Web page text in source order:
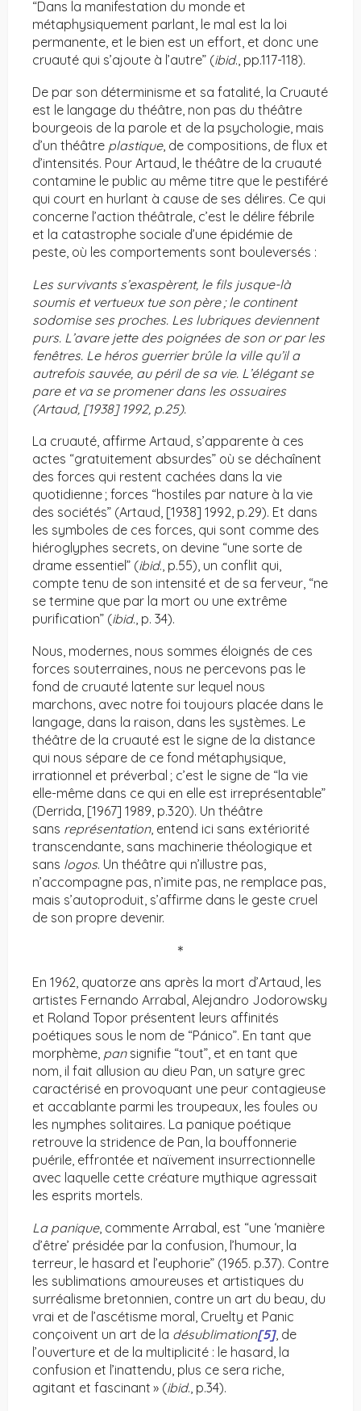
“Dans la manifestation du monde et
métaphysiquement parlant, le mal est la loi
permanente, et le bien est un effort, et donc une
cruauté qui s’ajoute à l’autre” (ibid., pp.117-118).
De par son déterminisme et sa fatalité, la Cruauté
est le langage du théâtre, non pas du théâtre
bourgeois de la parole et de la psychologie, mais
d’un théâtre plastique, de compositions, de flux et
d’intensités. Pour Artaud, le théâtre de la cruauté
contamine le public au même titre que le pestiféré
qui court en hurlant à cause de ses délires. Ce qui
concerne l’action théâtrale, c’est le délire fébrile
et la catastrophe sociale d’une épidémie de
peste, où les comportements sont bouleversés :
Les survivants s’exaspèrent, le fils jusque-là
soumis et vertueux tue son père ; le continent
sodomise ses proches. Les lubriques deviennent
purs. L’avare jette des poignées de son or par les
fenêtres. Le héros guerrier brûle la ville qu’il a
autrefois sauvée, au péril de sa vie. L’élégant se
pare et va se promener dans les ossuaires
(Artaud, [1938] 1992, p.25).
La cruauté, affirme Artaud, s’apparente à ces
actes “gratuitement absurdes” où se déchaînent
des forces qui restent cachées dans la vie
quotidienne ; forces “hostiles par nature à la vie
des sociétés” (Artaud, [1938] 1992, p.29). Et dans
les symboles de ces forces, qui sont comme des
hiéroglyphes secrets, on devine “une sorte de
drame essentiel” (ibid., p.55), un conflit qui,
compte tenu de son intensité et de sa ferveur, “ne
se termine que par la mort ou une extrême
purification” (ibid., p. 34).
Nous, modernes, nous sommes éloignés de ces
forces souterraines, nous ne percevons pas le
fond de cruauté latente sur lequel nous
marchons, avec notre foi toujours placée dans le
langage, dans la raison, dans les systèmes. Le
théâtre de la cruauté est le signe de la distance
qui nous sépare de ce fond métaphysique,
irrationnel et préverbal ; c’est le signe de “la vie
elle-même dans ce qui en elle est irreprésentable”
(Derrida, [1967] 1989, p.320). Un théâtre
sans représentation, entend ici sans extériorité
transcendante, sans machinerie théologique et
sans logos. Un théâtre qui n’illustre pas,
n’accompagne pas, n’imite pas, ne remplace pas,
mais s’autoproduit, s’affirme dans le geste cruel
de son propre devenir.
＊
En 1962, quatorze ans après la mort d’Artaud, les
artistes Fernando Arrabal, Alejandro Jodorowsky
et Roland Topor présentent leurs affinités
poétiques sous le nom de “Pánico”. En tant que
morphème, pansignifie “tout”, et en tant que
nom, il fait allusion au dieu Pan, un satyre grec
caractérisé en provoquant une peur contagieuse
et accablante parmi les troupeaux, les foules ou
les nymphes solitaires. La panique poétique
retrouve la stridence de Pan, la bouffonnerie
puérile, effrontée et naïvement insurrectionnelle
avec laquelle cette créature mythique agressait
les esprits mortels.
La panique, commente Arrabal, est “une ‘manière
d’être’ présidée par la confusion, l’humour, la
terreur, le hasard et l’euphorie” (1965. p.37). Contre
les sublimations amoureuses et artistiques du
surréalisme bretonnien, contre un art du beau, du
vrai et de l’ascétisme moral, Cruelty et Panic
conçoivent un art de la désublimation[5], de
l’ouverture et de la multiplicité : le hasard, la
confusion et l’inattendu, plus ce sera riche,
agitant et fascinant » (ibid., p.34).